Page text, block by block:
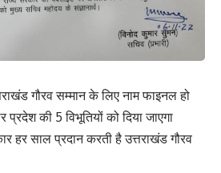
गौरव सम्मान के लिए नाम फाइनल हो
प्रदेश की 5 विभूतियों को दिया जाएगा
हर साल प्रदान करती है उत्तराखंड गौरव